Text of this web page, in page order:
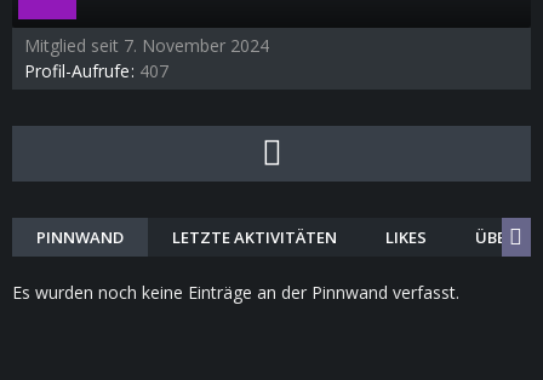
Mitglied seit 7. November 2024
Profil-Aufrufe 407
PINNWAND LETZTE AKTIVITÄTEN LIKES ÜBER
Es wurden noch keine Einträge an der Pinnwand verfasst.